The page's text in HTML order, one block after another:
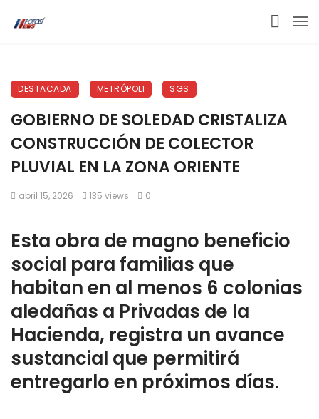
DESTACADA METRÓPOLI SGS
GOBIERNO DE SOLEDAD CRISTALIZA
CONSTRUCCIÓN DE COLECTOR
PLUVIAL EN LA ZONA ORIENTE
abril 15, 2026 135 views 0
Esta obra de magno beneficio
social para familias que
habitan en al menos 6 colonias
aledañas a Privadas de la
Hacienda, registra un avance
sustancial que permitirá
entregarlo en próximos días.